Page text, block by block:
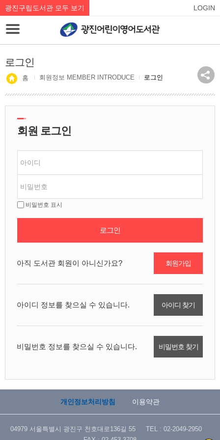
광진구립도서관 모두 보기 LOGIN
로그인
홈 회원정보 MEMBER INTRODUCE 로그인
회원 로그인
비밀번호 표시
로그인
아직 도서관 회원이 아니신가요? 회원가입
아이디 정보를 찾으실 수 있습니다. 아이디 찾기
비밀번호 정보를 찾으실 수 있습니다. 비밀번호 찾기
개인정보처리방침 이용약관
04979 서울특별시 광진구 천호대로136길 55 TEL : 02-2049-2950